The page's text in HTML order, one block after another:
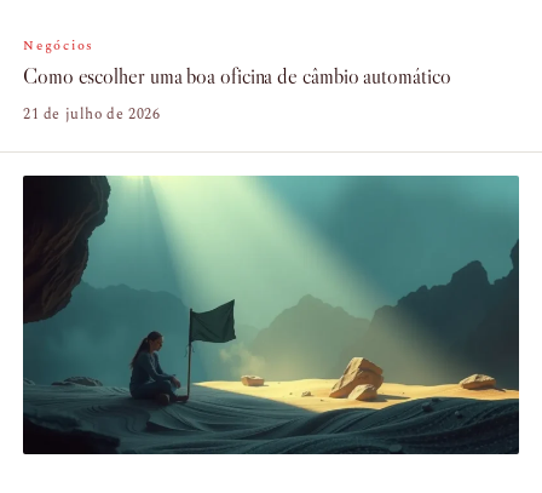
Negócios
Como escolher uma boa oficina de câmbio automático
21 de julho de 2026